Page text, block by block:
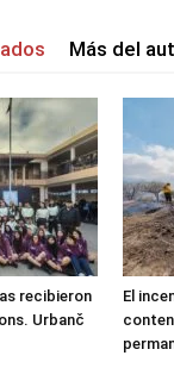
Más del
recibieron
Urbanč
El